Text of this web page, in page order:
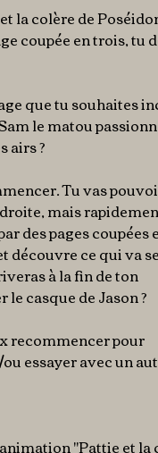
la colère de
coupée en trois, tu
que tu souhaites
le matou
airs ?
Tu vas
mais
des pages coupées
découvre ce qui va se
à la fin de ton
casque de Jason ?
recommencer pour
essayer avec un
"Pattie et la